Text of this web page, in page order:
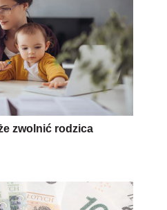
zwolnić rodzica